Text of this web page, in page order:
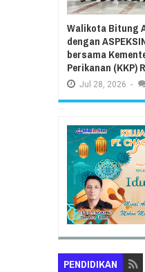
Walikota Bitung
dengan
bersama
Perikanan (KKP)
Jul 28, 2026 -
PENDIDIKAN